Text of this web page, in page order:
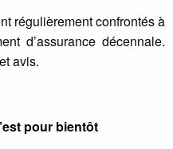
régulièrement confrontés à
d’assurance décennale.
avis.
pour bientôt